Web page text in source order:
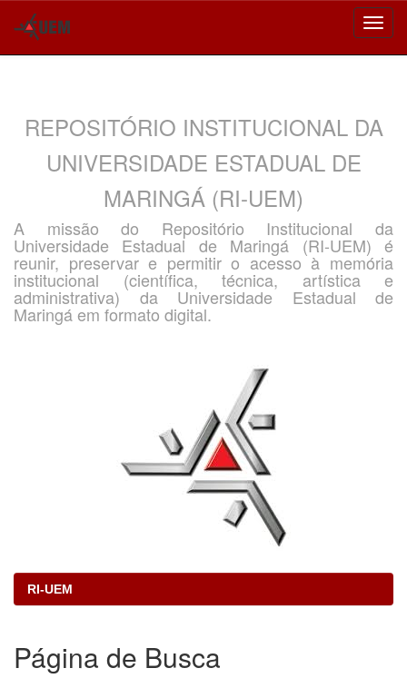
REPOSITÓRIO INSTITUCIONAL DA
UNIVERSIDADE ESTADUAL DE
MARINGÁ (RI-UEM)
A missão do Repositório Institucional da
Universidade Estadual de Maringá (RI-UEM) é
reunir, preservar e permitir o acesso à memória
institucional (científica, técnica, artística e
administrativa) da Universidade Estadual de
Maringá em formato digital.
RI-UEM
Página de Busca